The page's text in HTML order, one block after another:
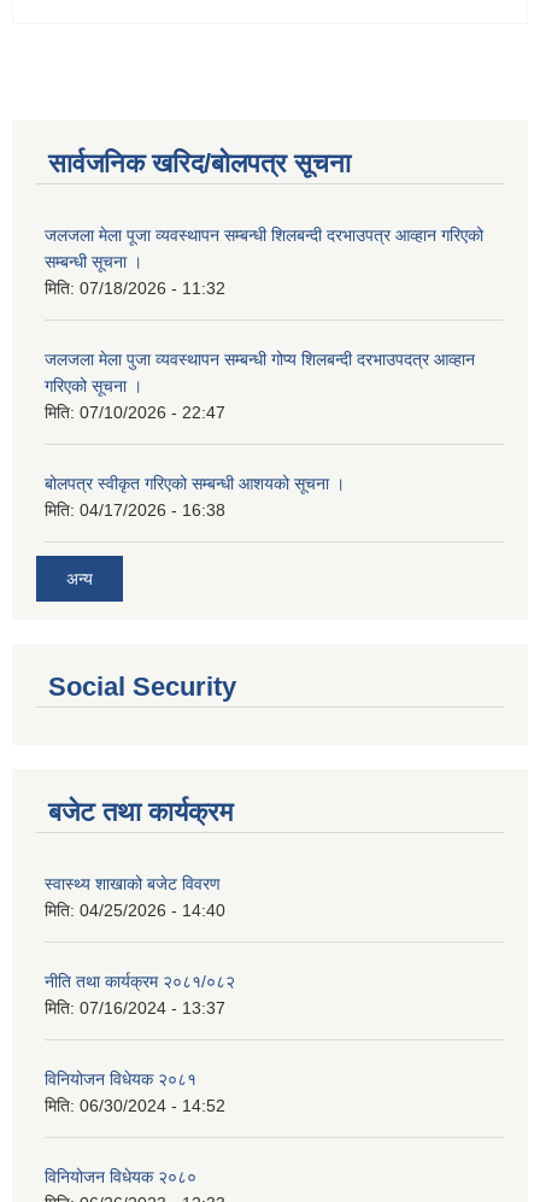
सार्वजनिक खरिद/बोलपत्र सूचना
जलजला मेला पूजा व्यवस्थापन सम्बन्धी शिलबन्दी दरभाउपत्र आव्हान गरिएको
सम्बन्धी सूचना ।
मिति: 07/18/2026 - 11:32
जलजला मेला पुजा व्यवस्थापन सम्बन्धी गोप्य शिलबन्दी दरभाउपदत्र आव्हान
गरिएको सूचना ।
मिति: 07/10/2026 - 22:47
बोलपत्र स्वीकृत गरिएको सम्बन्धी आशयको सूचना ।
मिति: 04/17/2026 - 16:38
अन्य
Social Security
बजेट तथा कार्यक्रम
स्वास्थ्य शाखाको बजेट विवरण
मिति: 04/25/2026 - 14:40
नीति तथा कार्यक्रम २०८१/०८२
मिति: 07/16/2024 - 13:37
विनियोजन विधेयक २०८१
मिति: 06/30/2024 - 14:52
विनियोजन विधेयक २०८०